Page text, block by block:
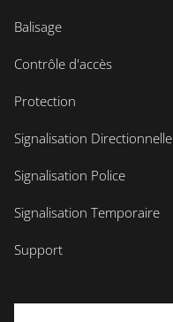
Balisage
Contrôle d'accès
Protection
Signalisation Directionnelle
Signalisation Police
Signalisation Temporaire
Support